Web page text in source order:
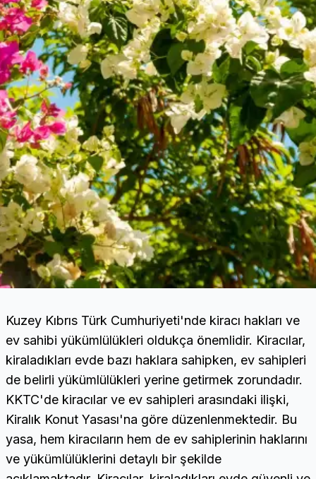
Kuzey Kıbrıs Türk Cumhuriyeti'nde kiracı hakları ve
ev sahibi yükümlülükleri oldukça önemlidir. Kiracılar,
kiraladıkları evde bazı haklara sahipken, ev sahipleri
de belirli yükümlülükleri yerine getirmek zorundadır.
KKTC'de kiracılar ve ev sahipleri arasındaki ilişki,
Kiralık Konut Yasası'na göre düzenlenmektedir. Bu
yasa, hem kiracıların hem de ev sahiplerinin haklarını
ve yükümlülüklerini detaylı bir şekilde